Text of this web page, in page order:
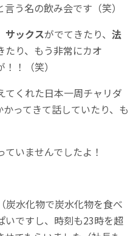
う名の飲み会です（笑）
サックスがでてきたり、 法
たり、もう非常にカオ
！（笑）
てくれた日本一周チャリダ
ってきて話していたり、も
いませんでしたよ！
炭水化物で炭水化物を食べ
いですし、時刻も23時を超